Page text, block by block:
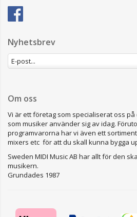
Nyhetsbrev
Om oss
Vi är ett företag som specialiserat oss
som musiker använder sig av idag.
programvarorna har vi även ett
mixers etc för att du skall kunna bygga
Sweden MIDI Music AB har allt för den
musikern.
Grundades 1987